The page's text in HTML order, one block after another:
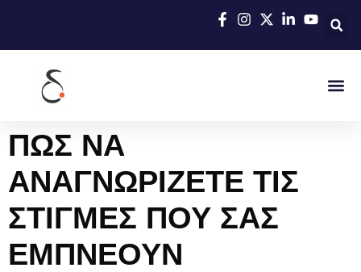
ΠΩΣ ΝΑ
ΑΝΑΓΝΩΡΙΖΕΤΕ ΤΙΣ
ΣΤΙΓΜΕΣ ΠΟΥ ΣΑΣ
ΕΜΠΝΕΟΥΝ